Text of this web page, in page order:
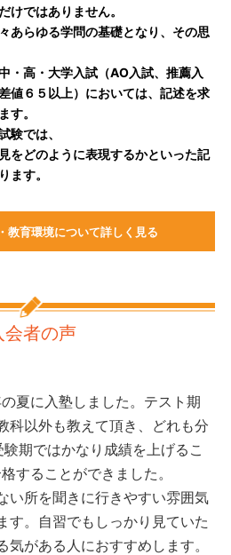
けではありません。
あらゆる学問の基礎となり、その思
・高・大学入試（AO入試、推薦入
値６５以上）においては、記述を求
す。
験では、
をどのように表現するかといった記
ます。
教育環境について詳しく見る
会者の声
夏に入塾しました。テスト期
科以外も教えて頂き、どれも分
期ではかなり成績を上げるこ
することができました。
い所を聞きに行きやすい雰囲気
す。自習でもしっかり見ていた
がある人におすすめします。